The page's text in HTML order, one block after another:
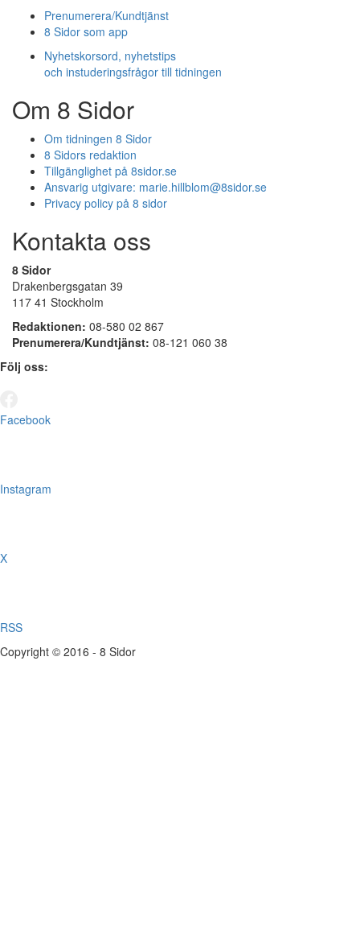
Prenumerera/Kundtjänst
8 Sidor som app
Nyhetskorsord, nyhetstips
och instuderingsfrågor till tidningen
Om 8 Sidor
Om tidningen 8 Sidor
8 Sidors redaktion
Tillgänglighet på 8sidor.se
Ansvarig utgivare: marie.hillblom@8sidor.se
Privacy policy på 8 sidor
Kontakta oss
8 Sidor
Drakenbergsgatan 39
117 41 Stockholm
Redaktionen: 08-580 02 867
Prenumerera/Kundtjänst: 08-121 060 38
Följ oss:
Facebook
Instagram
X
RSS
Copyright © 2016 - 8 Sidor